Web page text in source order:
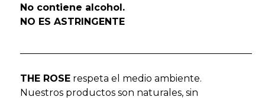
No contiene alcohol.
NO ES ASTRINGENTE
THE ROSErespeta el medio ambiente.
Nuestros productos son naturales, sin